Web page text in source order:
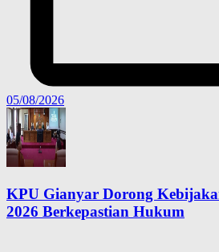
05/08/2026
KPU Gianyar Dorong
2026 Berkepastian Hukum